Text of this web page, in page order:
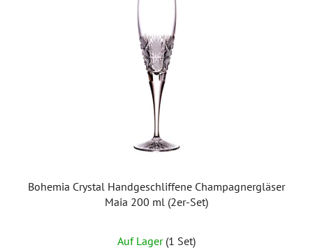
Bohemia Crystal Handgeschliffene Champagnergläser
Maia 200 ml (2er-Set)
Auf Lager (1 Set)